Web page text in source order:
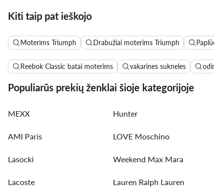
Kiti taip pat ieškojo
Moterims Triumph Drabužiai moterims Triumph
Reebok Classic batai moterims vakarines sukneles
Populiarūs prekių ženklai šioje kategorijoje
MEXX Hunter
AMI Paris LOVE Moschino
Lasocki Weekend Max Mara
Lacoste Lauren Ralph Lauren